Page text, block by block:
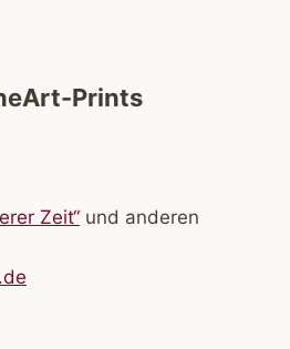
Prints
Zeit“ und anderen